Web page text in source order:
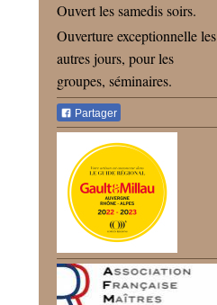
Ouvert les samedis soirs.
Ouverture exceptionnelle les
autres jours, pour les
groupes, séminaires.
Partager